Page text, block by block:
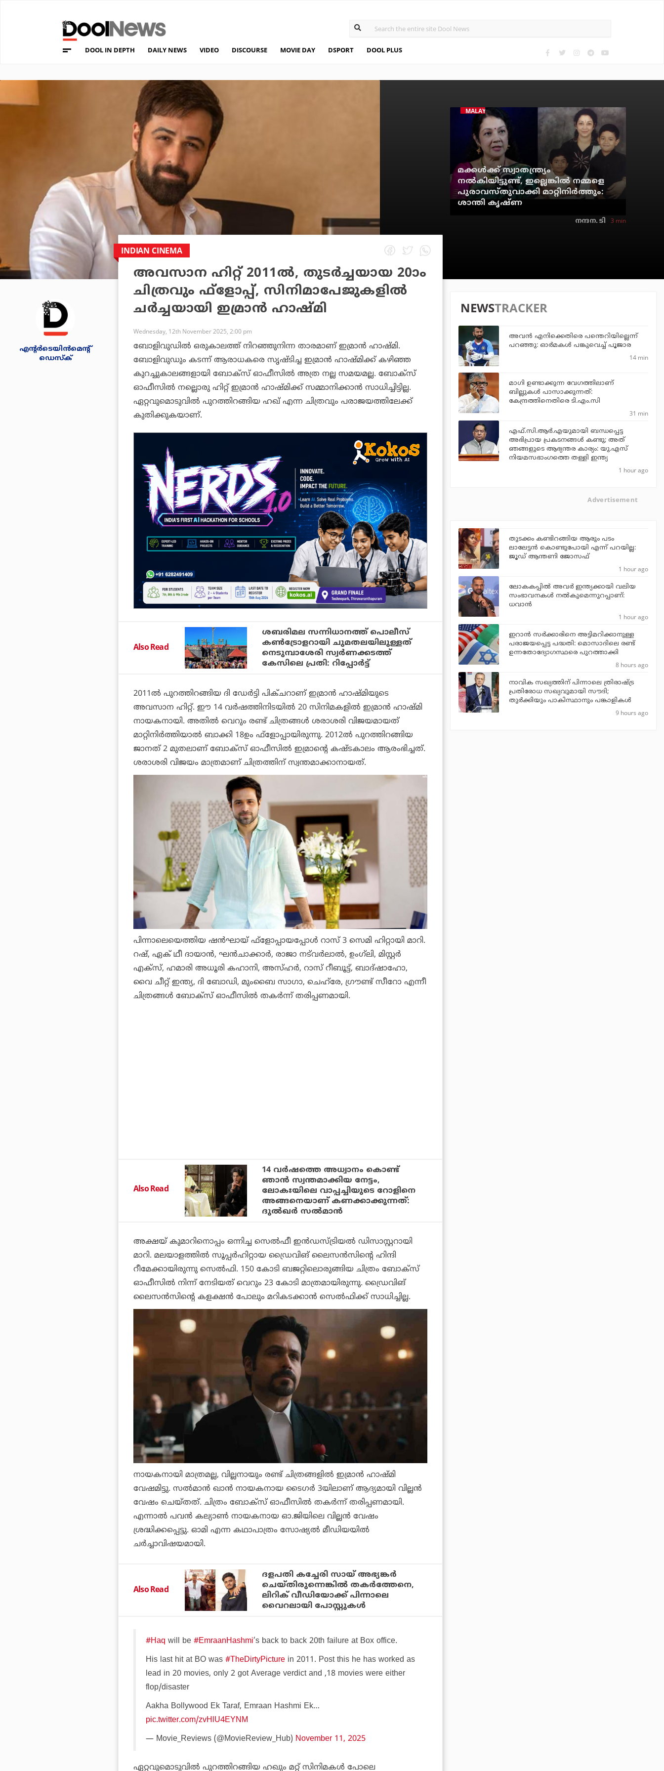
DOOL IN DEPTH DAILY NEWS VIDEO DISCOURSE MOVIE DAY DSPORT DOOL PLUS
MALAYALAM CINEMA
മക്കൾക്ക് സ്വാതന്ത്ര്യം
നൽകിയിട്ടുണ്ട്, ഇല്ലെങ്കിൽ നമ്മളെ
പുരാവസ്തുവാക്കി മാറ്റിനിർത്തും:
ശാന്തി കൃഷ്ണ
നന്ദന. ടി 3 min
എന്റര്‍ടെയിന്‍മെന്റ്
ഡെസ്‌ക്
INDIAN CINEMA
അവസാന ഹിറ്റ് 2011ല്‍, തുടര്‍ച്ചയായ 20ാം
ചിത്രവും ഫ്‌ളോപ്പ്, സിനിമാപേജുകളില്‍
ചര്‍ച്ചയായി ഇമ്രാന്‍ ഹാഷ്മി
Wednesday, 12th November 2025, 2:00 pm
ബോളിവുഡില്‍ ഒരുകാലത്ത് നിറഞ്ഞുനിന്ന താരമാണ് ഇമ്രാന്‍ ഹാഷ്മി.
ബോളിവുഡും കടന്ന് ആരാധകരെ സൃഷ്ടിച്ച ഇമ്രാന്‍ ഹാഷ്മിക്ക് കഴിഞ്ഞ
കുറച്ചുകാലങ്ങളായി ബോക്‌സ് ഓഫീസില്‍ അത്ര നല്ല സമയമല്ല. ബോക്‌സ്
ഓഫീസില്‍ നല്ലൊരു ഹിറ്റ് ഇമ്രാന്‍ ഹാഷ്മിക്ക് സമ്മാനിക്കാന്‍ സാധിച്ചിട്ടില്ല.
ഏറ്റവുമൊടുവില്‍ പുറത്തിറങ്ങിയ ഹഖ്എന്ന ചിത്രവും പരാജയത്തിലേക്ക്
കുതിക്കുകയാണ്.
Also Read
ശബരിമല സന്നിധാനത്ത് പൊലീസ്
കൺട്രോളറായി ചുമതലയിലുള്ളത്
നെടുമ്പാശേരി സ്വർണക്കടത്ത്
കേസിലെ പ്രതി: റിപ്പോർട്ട്
2011ല്‍ പുറത്തിറങ്ങിയ ദി ഡേര്‍ട്ടി പിക്ചറാണ് ഇമ്രാന്‍ ഹാഷ്മിയുടെ
അവസാന ഹിറ്റ്. ഈ 14 വര്‍ഷത്തിനിടയില്‍ 20 സിനിമകളില്‍ ഇമ്രാന്‍ ഹാഷ്മി
നായകനായി. അതില്‍ വെറും രണ്ട് ചിത്രങ്ങള്‍ ശരാശരി വിജയമായത്
മാറ്റിനിര്‍ത്തിയാല്‍ ബാക്കി 18ഉം ഫ്‌ളോപ്പായിരുന്നു. 2012ല്‍ പുറത്തിറങ്ങിയ
ജാനത് 2 മുതലാണ് ബോക്‌സ് ഓഫീസില്‍ ഇമ്രാന്റെ കഷ്ടകാലം ആരംഭിച്ചത്.
ശരാശരി വിജയം മാത്രമാണ് ചിത്രത്തിന് സ്വന്തമാക്കാനായത്.
പിന്നാലെയെത്തിയ ഷന്‍ഘായ്ഫ്‌ളോപ്പായപ്പോള്‍ റാസ് 3 സെമി ഹിറ്റായി മാറി.
റഷ്, ഏക് ഥീ ദായാന്‍, ഘന്‍ചാക്കാര്‍, രാജാ നട്‌വര്‍ലാല്‍, ഉംഗ്‌ലി, മിസ്റ്റര്‍
എക്‌സ്, ഹമാരി അധൂരി കഹാനി, അസ്ഹര്‍, റാസ് റീബൂട്ട്, ബാദ്ഷാഹോ,
വൈ ചീറ്റ് ഇന്ത്യ, ദി ബോഡി, മുംബൈ സാഗാ, ചെഹ്‌രേ, ഗ്രൗണ്ട് സീറോ എന്നീ
ചിത്രങ്ങള്‍ ബോക്‌സ് ഓഫീസില്‍ തകര്‍ന്ന് തരിപ്പണമായി.
Also Read
14 വര്‍ഷത്തെ അധ്വാനം കൊണ്ട്
ഞാന്‍ സ്വന്തമാക്കിയ നേട്ടം,
ലോകഃയിലെ വാപ്പച്ചിയുടെ റോളിനെ
അങ്ങനെയാണ് കണക്കാക്കുന്നത്:
ദുല്‍ഖര്‍ സല്‍മാന്‍
അക്ഷയ് കുമാറിനൊപ്പം ഒന്നിച്ച സെല്‍ഫീ ഇന്‍ഡസ്ട്രിയല്‍ ഡിസാസ്റ്ററായി
മാറി. മലയാളത്തില്‍ സൂപ്പര്‍ഹിറ്റായ ഡ്രൈവിങ് ലൈസന്‍സിന്റെ ഹിന്ദി
റീമേക്കായിരുന്നു സെല്‍ഫി. 150 കോടി ബജറ്റിലൊരുങ്ങിയ ചിത്രം ബോക്‌സ്
ഓഫീസില്‍ നിന്ന് നേടിയത് വെറും 23 കോടി മാത്രമായിരുന്നു. ഡ്രൈവിങ്
ലൈസന്‍സിന്റെ കളക്ഷന്‍ പോലും മറികടക്കാന്‍ സെല്‍ഫിക്ക് സാധിച്ചില്ല.
നായകനായി മാത്രമല്ല, വില്ലനായും രണ്ട് ചിത്രങ്ങളില്‍ ഇമ്രാന്‍ ഹാഷ്മി
വേഷമിട്ടു. സല്‍മാന്‍ ഖാന്‍ നായകനായ ടൈഗര്‍ 3യിലാണ് ആദ്യമായി വില്ലന്‍
വേഷം ചെയ്തത്. ചിത്രം ബോക്‌സ് ഓഫീസില്‍ തകര്‍ന്ന് തരിപ്പണമായി.
എന്നാല്‍ പവന്‍ കല്യാണ്‍ നായകനായ ഓ.ജിയിലെ വില്ലന്‍ വേഷം
ശ്രദ്ധിക്കപ്പെട്ടു. ഓമി എന്ന കഥാപാത്രം സോഷ്യല്‍ മീഡിയയില്‍
ചര്‍ച്ചാവിഷയമായി.
Also Read
ദളപതി കച്ചേരി സായ് അഭ്യങ്കര്‍
ചെയ്തിരുന്നെങ്കില്‍ തകര്‍ത്തേനെ,
ലിറിക് വീഡിയോക്ക് പിന്നാലെ
വൈറലായി പോസ്റ്റുകള്‍
#Haq will be #EmraanHashmi‘s back to back 20th failure at Box office.
His last hit at BO was #TheDirtyPicture in 2011. Post this he has worked as
lead in 20 movies, only 2 got Average verdict and ,18 movies were either
flop/disaster
Aakha Bollywood Ek Taraf, Emraan Hashmi Ek…
pic.twitter.com/zvHlU4EYNM
— Movie_Reviews (@MovieReview_Hub) November 11, 2025
ഏറ്റവുമൊടുവില്‍ പുറത്തിറങ്ങിയ ഹഖും മറ്റ് സിനിമകള്‍ പോലെ
NEWSTRACKER
അവന്‍ എനിക്കെതിരെ പന്തെറിയില്ലെന്ന്
പറഞ്ഞു: ഓര്‍മകള്‍ പങ്കുവെച്ച് പൂജാര
14 min
മാഗി ഉണ്ടാക്കുന്ന വേഗത്തിലാണ്
ബില്ലുകള്‍ പാസാക്കുന്നത്:
കേന്ദ്രത്തിനെതിരെ ടി.എം.സി
31 min
എഫ്.സി.ആര്‍.എയുമായി ബന്ധപ്പെട്ട
അഭിപ്രായ പ്രകടനങ്ങള്‍ കണ്ടു; അത്
ഞങ്ങളുടെ ആഭ്യന്തര കാര്യം: യു.എസ്
നിയമസഭാംഗത്തെ തള്ളി ഇന്ത്യ
1 hour ago
Advertisement
തുടക്കം കണ്ടിറങ്ങിയ ആരും പടം
ലാലേട്ടൻ കൊണ്ടുപോയി എന്ന് പറയില്ല:
ജൂഡ് ആന്തണി ജോസഫ്
1 hour ago
ലോകകപ്പിൽ അവര്‍ ഇന്ത്യക്കായി വലിയ
സംഭാവനകള്‍ നല്‍കുമെന്നുറപ്പാണ്:
ധവാന്‍
1 hour ago
ഇറാന്‍ സര്‍ക്കാരിനെ അട്ടിമറിക്കാനുള്ള
പരാജയപ്പെട്ട പദ്ധതി: മൊസാദിലെ രണ്ട്
ഉന്നതോദ്യോഗസ്ഥരെ പുറത്താക്കി
8 hours ago
നാവിക സഖ്യത്തിന് പിന്നാലെ ത്രിരാഷ്ട്ര
പ്രതിരോധ സഖ്യവുമായി സൗദി;
തുര്‍ക്കിയും പാകിസ്ഥാനും പങ്കാളികള്‍
9 hours ago